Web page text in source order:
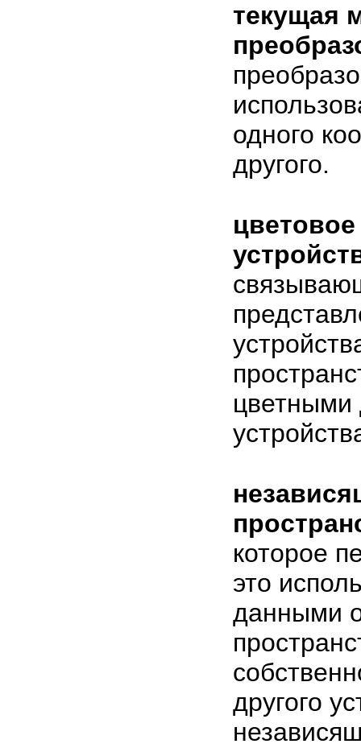
текущая
одного
другого.
которое
это
данными
другого